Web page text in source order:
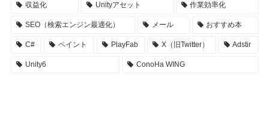
収益化 Unityアセット 作業効率化
SEO（検索エンジン最適化） メール おすすめ本
C# ペイント PlayFab X（旧Twitter） Adstir
Unity6 ConoHa WING